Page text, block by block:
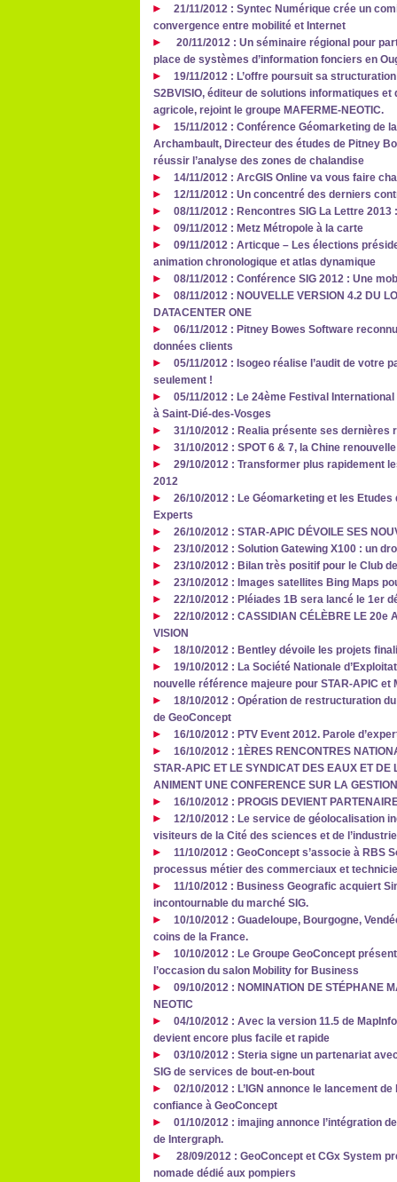
21/11/2012 : Syntec Numérique crée un
convergence entre mobilité et Internet
20/11/2012 : Un séminaire régional pour
place de systèmes d’information fonciers en
19/11/2012 : L’offre poursuit sa
S2BVISIO, éditeur de solutions informatiques et
agricole, rejoint le groupe MAFERME-NEOTIC.
15/11/2012 : Conférence Géomarketing de
Archambault, Directeur des études de Pitney
réussir l’analyse des zones de chalandise
14/11/2012 : ArcGIS Online va vous faire
12/11/2012 : Un concentré des derniers
08/11/2012 : Rencontres SIG La Lettre
09/11/2012 : Metz Métropole à la carte
09/11/2012 : Articque – Les élections
animation chronologique et atlas dynamique
08/11/2012 : Conférence SIG 2012 : Une
08/11/2012 : NOUVELLE VERSION 4.2 DU
DATACENTER ONE
06/11/2012 : Pitney Bowes Software
données clients
05/11/2012 : Isogeo réalise l’audit de votre
seulement !
05/11/2012 : Le 24ème Festival
à Saint-Dié-des-Vosges
31/10/2012 : Realia présente ses dernières
31/10/2012 : SPOT 6 & 7, la Chine
29/10/2012 : Transformer plus rapidement
2012
26/10/2012 : Le Géomarketing et les
Experts
26/10/2012 : STAR-APIC DÉVOILE SES
23/10/2012 : Solution Gatewing X100 : un
23/10/2012 : Bilan très positif pour le Club
23/10/2012 : Images satellites Bing Maps
22/10/2012 : Pléiades 1B sera lancé le 1er
22/10/2012 : CASSIDIAN CÉLÈBRE LE 20e
VISION
18/10/2012 : Bentley dévoile les projets
19/10/2012 : La Société Nationale
nouvelle référence majeure pour STAR-APIC et
18/10/2012 : Opération de restructuration
de GeoConcept
16/10/2012 : PTV Event 2012. Parole
16/10/2012 : 1ÈRES RENCONTRES
STAR-APIC ET LE SYNDICAT DES EAUX ET
ANIMENT UNE CONFERENCE SUR LA
16/10/2012 : PROGIS DEVIENT
12/10/2012 : Le service de géolocalisation
visiteurs de la Cité des sciences et de
11/10/2012 : GeoConcept s’associe à RBS
processus métier des commerciaux et
11/10/2012 : Business Geografic acquiert
incontournable du marché SIG.
10/10/2012 : Guadeloupe, Bourgogne,
coins de la France.
10/10/2012 : Le Groupe GeoConcept
l’occasion du salon Mobility for Business
09/10/2012 : NOMINATION DE STÉPHANE
NEOTIC
04/10/2012 : Avec la version 11.5 de
devient encore plus facile et rapide
03/10/2012 : Steria signe un partenariat
SIG de services de bout-en-bout
02/10/2012 : L’IGN annonce le lancement
confiance à GeoConcept
01/10/2012 : imajing annonce l’intégration
de Intergraph.
28/09/2012 : GeoConcept et CGx System
nomade dédié aux pompiers